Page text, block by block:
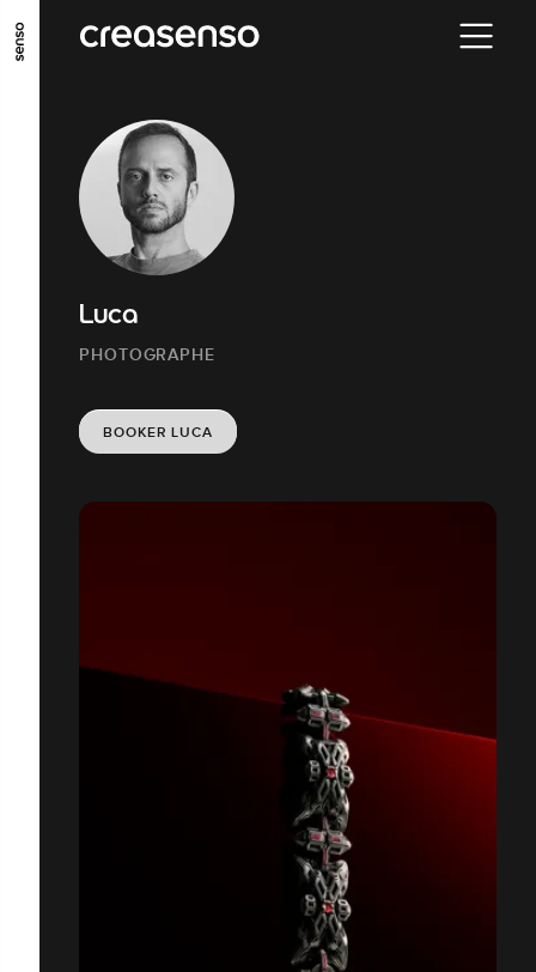
ALLER AU CONTENU PRINCIPAL
ALLER EN BAS DE PAGE
Luca
PHOTOGRAPHE
BOOKER LUCA